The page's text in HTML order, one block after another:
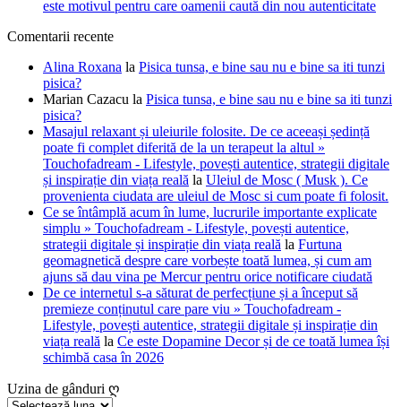
este motivul pentru care oamenii caută din nou autenticitate
Comentarii recente
Alina Roxana la Pisica tunsa, e bine sau nu e bine sa iti tunzi
pisica?
Marian Cazacu la Pisica tunsa, e bine sau nu e bine sa iti tunzi
pisica?
Masajul relaxant și uleiurile folosite. De ce aceeași ședință
poate fi complet diferită de la un terapeut la altul »
Touchofadream - Lifestyle, povești autentice, strategii digitale
și inspirație din viața reală la Uleiul de Mosc ( Musk ). Ce
provenienta ciudata are uleiul de Mosc si cum poate fi folosit.
Ce se întâmplă acum în lume, lucrurile importante explicate
simplu » Touchofadream - Lifestyle, povești autentice,
strategii digitale și inspirație din viața reală la Furtuna
geomagnetică despre care vorbește toată lumea, și cum am
ajuns să dau vina pe Mercur pentru orice notificare ciudată
De ce internetul s-a săturat de perfecțiune și a început să
premieze conținutul care pare viu » Touchofadream -
Lifestyle, povești autentice, strategii digitale și inspirație din
viața reală la Ce este Dopamine Decor și de ce toată lumea își
schimbă casa în 2026
Uzina de gânduri ღ
Uzina